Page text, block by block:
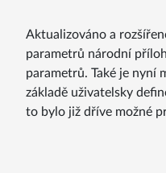
Aktualizováno a
parametrů národní
parametrů. Také je nyní
základě uživatelsky
to bylo již dříve možné